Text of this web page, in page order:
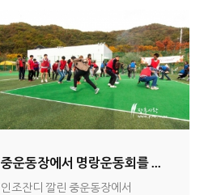
중운동장에서 명랑운동회를 ...
인조잔디 깔린 중운동장에서